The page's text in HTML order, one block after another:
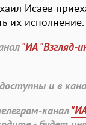
Исаев
их исполнение.
"ИА "Взгляд-
и в
канал